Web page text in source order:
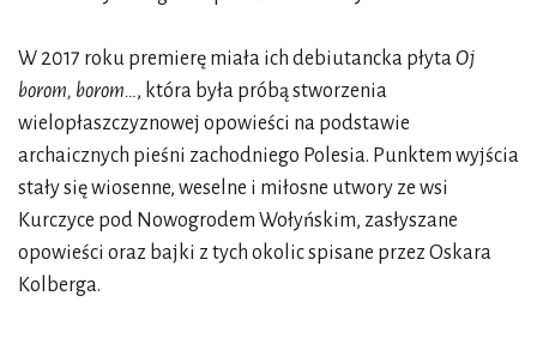
W 2017 roku premierę miała ich debiutancka płytaOj
borom, borom…, która była próbą stworzenia
wielopłaszczyznowej opowieści na podstawie
archaicznych pieśni zachodniego Polesia. Punktem wyjścia
stały się wiosenne, weselne i miłosne utwory ze wsi
Kurczyce pod Nowogrodem Wołyńskim, zasłyszane
opowieści oraz bajki z tych okolic spisane przez Oskara
Kolberga.